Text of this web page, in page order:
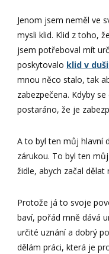
Jenom jsem neměl ve
mysli klid. Klid z toho,
jsem potřeboval mít
poskytovalo klid v duši
mnou něco stalo, tak
zabezpečena. Kdyby
postaráno, že je
A to byl ten můj hlavní
zárukou. To byl ten
židle, abych začal
Protože já to svoje
baví, pořád mně dává
určité uznání a dobrý
dělám práci, která je